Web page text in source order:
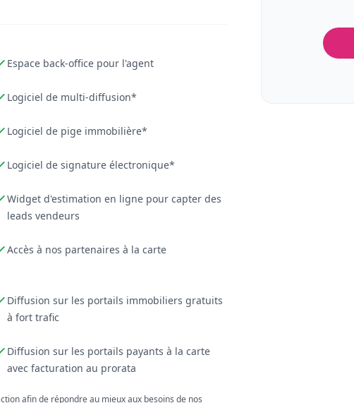
Espace back-office pour l'agent
Logiciel de multi-diffusion*
Logiciel de pige immobilière*
Logiciel de signature électronique*
Widget d'estimation en ligne pour capter des
leads vendeurs
Accès à nos partenaires à la carte
Diffusion sur les portails immobiliers gratuits
à fort trafic
Diffusion sur les portails payants à la carte
avec facturation au prorata
afin de répondre au mieux aux besoins de nos